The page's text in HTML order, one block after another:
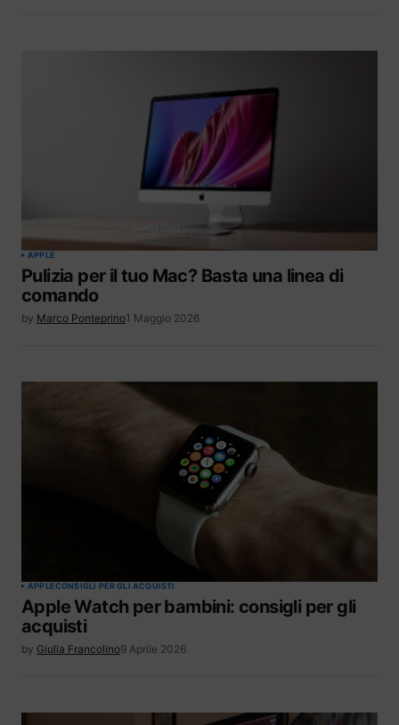
APPLE
Pulizia per il tuo Mac? Basta una linea di
comando
by Marco Ponteprino1 Maggio 2026
APPLECONSIGLI PER GLI ACQUISTI
Apple Watch per bambini: consigli per gli
acquisti
by Giulia Francolino9 Aprile 2026